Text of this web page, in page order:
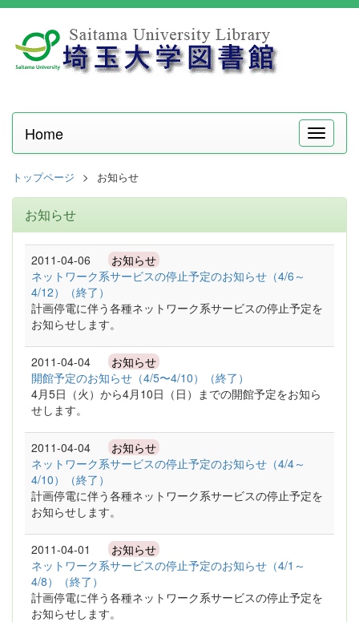
メ
ニ
Home
トップページ お知らせ
お知らせ
2011-04-06 お知らせ
ネットワーク系サービスの停止予定のお知らせ（4/6～
4/12）（終了）
計画停電に伴う各種ネットワーク系サービスの停止予定を
お知らせします。
2011-04-04 お知らせ
開館予定のお知らせ（4/5〜4/10）（終了）
4月5日（火）から4月10日（日）までの開館予定をお知ら
せします。
2011-04-04 お知らせ
ネットワーク系サービスの停止予定のお知らせ（4/4～
4/10）（終了）
計画停電に伴う各種ネットワーク系サービスの停止予定を
お知らせします。
2011-04-01 お知らせ
ネットワーク系サービスの停止予定のお知らせ（4/1～
4/8）（終了）
計画停電に伴う各種ネットワーク系サービスの停止予定を
お知らせします。